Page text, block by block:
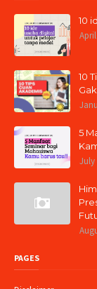
10
10
5
July
PAGES